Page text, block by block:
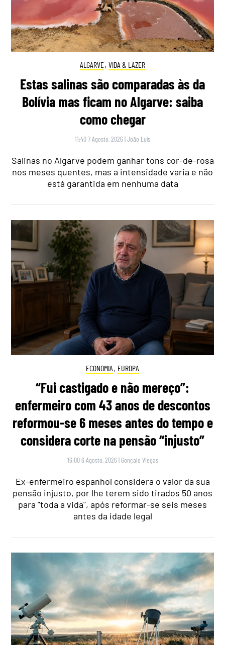
ALGARVE, VIDA & LAZER
Estas salinas são comparadas às da
Bolívia mas ficam no Algarve: saiba
como chegar
11:40 7 Agosto, 2026 |João Luís
Salinas no Algarve podem ganhar tons cor-de-rosa
nos meses quentes, mas a intensidade varia e não
está garantida em nenhuma data
ECONOMIA , EUROPA
“Fui castigado e não mereço”:
enfermeiro com 43 anos de descontos
reformou-se 6 meses antes do tempo e
considera corte na pensão “injusto”
16:00 6 Agosto, 2026 | Gonçalo Viegas
Ex-enfermeiro espanhol considera o valor da sua
pensão injusto, por lhe terem sido tirados 50 anos
para "toda a vida", após reformar-se seis meses
antes da idade legal